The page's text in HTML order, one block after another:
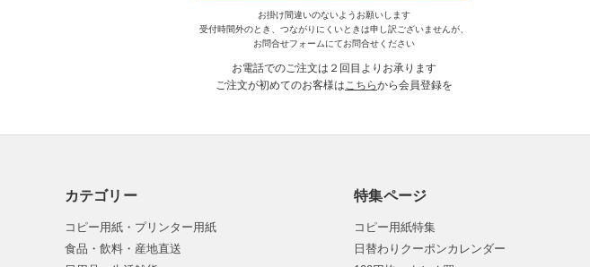
お掛け間違いのないようお願いします
受付時間外のとき、つながりにくいときは申し訳ございませんが、
お問合せフォームにてお問合せください
お電話でのご注文は２回目よりお承ります
ご注文が初めてのお客様はこちらから会員登録を
カテゴリー
コピー用紙・プリンター用紙
食品・飲料・産地直送
特集ページ
コピー用紙特集
日替わりクーポンカレンダー